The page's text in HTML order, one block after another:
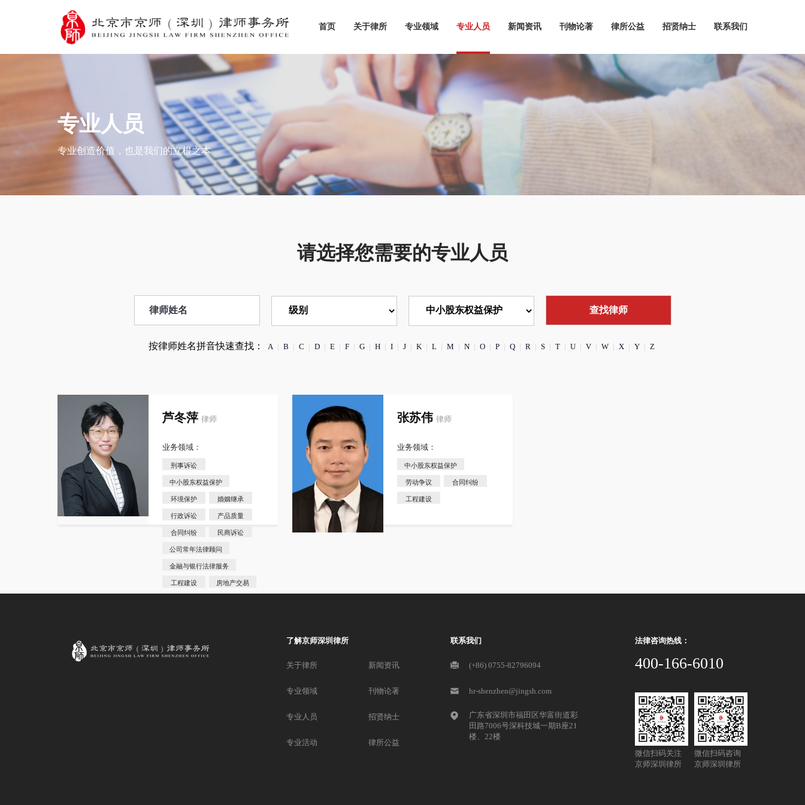
首页 关于律所 专业领域 专业人员 新闻资讯 刊物论著 律所公益 招贤纳士 联系我们
专业人员
专业创造价值，也是我们的立根之本
请选择您需要的专业人员
按律师姓名拼音快速查找： A | B | C | D | E | F | G | H | I | J | K | L | M | N | O | P | Q | R | S | T | U | V | W | X | Y | Z
芦冬萍 律师
业务领域：
刑事诉讼
中小股东权益保护
环境保护 婚姻继承
行政诉讼 产品质量
合同纠纷 民商诉讼
公司常年法律顾问
金融与银行法律服务
工程建设 房地产交易
张苏伟 律师
业务领域：
中小股东权益保护
劳动争议 合同纠纷
工程建设
了解京师深圳律所
关于律所
专业领域
专业人员
专业活动
新闻资讯
刊物论著
招贤纳士
律所公益
联系我们
(+86) 0755-82796094
hr-shenzhen@jingsh.com
广东省深圳市福田区华富街道彩
田路7006号深科技城一期B座21
楼、22楼
法律咨询热线：
400-166-6010
微信扫码关注
京师深圳律所
微信扫码咨询
京师深圳律所